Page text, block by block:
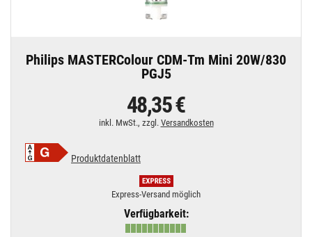
Philips MASTERColour CDM-Tm Mini 20W/830
PGJ5
48,35 €
inkl. MwSt., zzgl. Versandkosten
Produktdatenblatt
Express-Versand möglich
Verfügbarkeit: